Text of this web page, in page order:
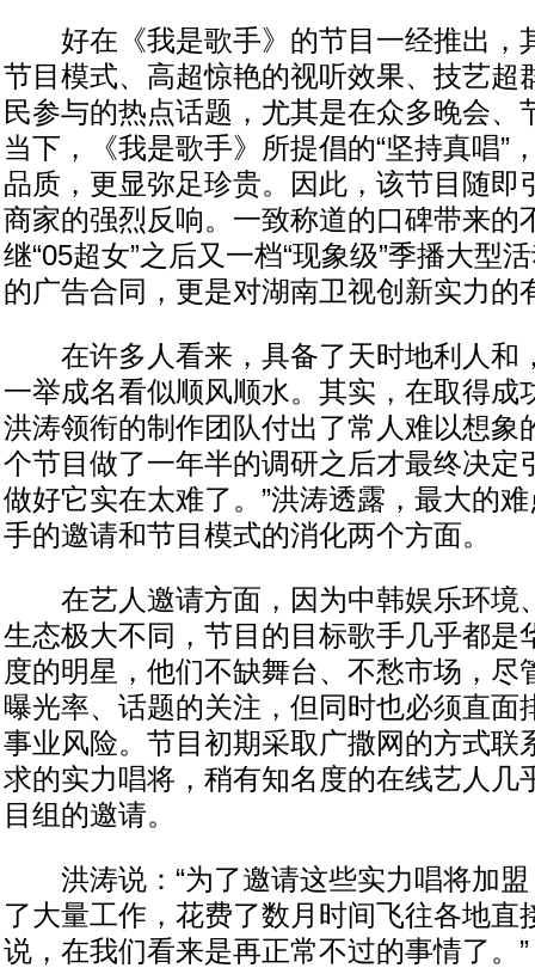
好在《我是歌手》的节目一经推出，
节目模式、高超惊艳的视听效果、技艺超
民参与的热点话题，尤其是在众多晚会、
当下，《我是歌手》所提倡的“坚持真唱”
品质，更显弥足珍贵。因此，该节目随即
商家的强烈反响。一致称道的口碑带来的
继“05超女”之后又一档“现象级”季播大型
的广告合同，更是对湖南卫视创新实力的
在许多人看来，具备了天时地利人和
一举成名看似顺风顺水。其实，在取得成
洪涛领衔的制作团队付出了常人难以想象
个节目做了一年半的调研之后才最终决定
做好它实在太难了。”洪涛透露，最大的
手的邀请和节目模式的消化两个方面。
在艺人邀请方面，因为中韩娱乐环境
生态极大不同，节目的目标歌手几乎都是
度的明星，他们不缺舞台、不愁市场，尽
曝光率、话题的关注，但同时也必须直面
事业风险。节目初期采取广撒网的方式联
求的实力唱将，稍有知名度的在线艺人几
目组的邀请。
洪涛说：“为了邀请这些实力唱将加盟
了大量工作，花费了数月时间飞往各地直
说，在我们看来是再正常不过的事情了。”